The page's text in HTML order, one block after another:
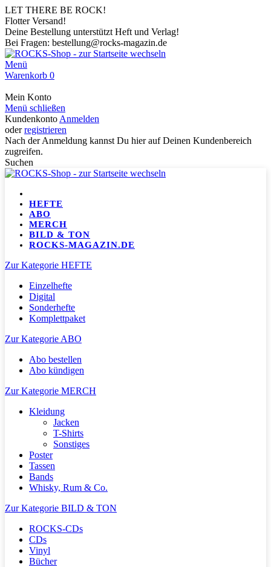
LET THERE BE ROCK!
Flotter Versand!
Deine Bestellung unterstützt Heft und Verlag!
Bei Fragen: bestellung@rocks-magazin.de
Menü
Warenkorb 0
Mein Konto
Menü schließen
Kundenkonto Anmelden
oderregistrieren
Nach der Anmeldung kannst Du hier auf Deinen Kundenbereich
zugreifen.
Suchen
HEFTE
ABO
MERCH
BILD & TON
ROCKS-MAGAZIN.DE
Zur Kategorie HEFTE
Einzelhefte
Digital
Sonderhefte
Komplettpaket
Zur Kategorie ABO
Abo bestellen
Abo kündigen
Zur Kategorie MERCH
Kleidung
Jacken
T-Shirts
Sonstiges
Poster
Tassen
Bands
Whisky, Rum & Co.
Zur Kategorie BILD & TON
ROCKS-CDs
CDs
Vinyl
Bücher